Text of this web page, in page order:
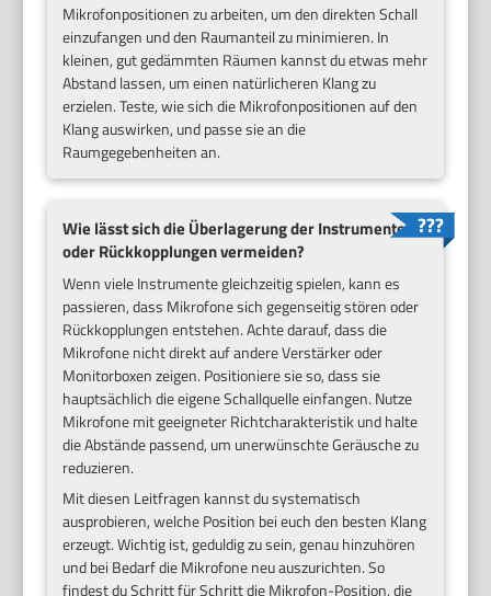
Mikrofonpositionen zu arbeiten, um den direkten Schall
einzufangen und den Raumanteil zu minimieren. In
kleinen, gut gedämmten Räumen kannst du etwas mehr
Abstand lassen, um einen natürlicheren Klang zu
erzielen. Teste, wie sich die Mikrofonpositionen auf den
Klang auswirken, und passe sie an die
Raumgegebenheiten an.
Wie lässt sich die Überlagerung der Instrumente
oder Rückkopplungen vermeiden?
Wenn viele Instrumente gleichzeitig spielen, kann es
passieren, dass Mikrofone sich gegenseitig stören oder
Rückkopplungen entstehen. Achte darauf, dass die
Mikrofone nicht direkt auf andere Verstärker oder
Monitorboxen zeigen. Positioniere sie so, dass sie
hauptsächlich die eigene Schallquelle einfangen. Nutze
Mikrofone mit geeigneter Richtcharakteristik und halte
die Abstände passend, um unerwünschte Geräusche zu
reduzieren.
Mit diesen Leitfragen kannst du systematisch
ausprobieren, welche Position bei euch den besten Klang
erzeugt. Wichtig ist, geduldig zu sein, genau hinzuhören
und bei Bedarf die Mikrofone neu auszurichten. So
findest du Schritt für Schritt die Mikrofon-Position, die